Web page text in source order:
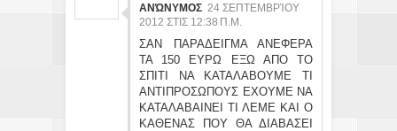
ΑΝΏΝΥΜΟΣ 24 ΣΕΠΤΕΜΒΡΊΟΥ
2012 ΣΤΙΣ 12:38 Π.Μ.
ΣΑΝ ΠΑΡΑΔΕΙΓΜΑ ΑΝΕΦΕΡΑ
ΤΑ 150 ΕΥΡΩ ΕΞΩ ΑΠΟ ΤΟ
ΣΠΙΤΙ ΝΑ ΚΑΤΑΛΑΒΟΥΜΕ ΤΙ
ΑΝΤΙΠΡΟΣΩΠΟΥΣ ΕΧΟΥΜΕ ΝΑ
ΚΑΤΑΛΑΒΑΙΝΕΙ ΤΙ ΛΕΜΕ ΚΑΙ Ο
ΚΑΘΕΝΑΣ ΠΟΥ ΘΑ ΔΙΑΒΑΣΕΙ